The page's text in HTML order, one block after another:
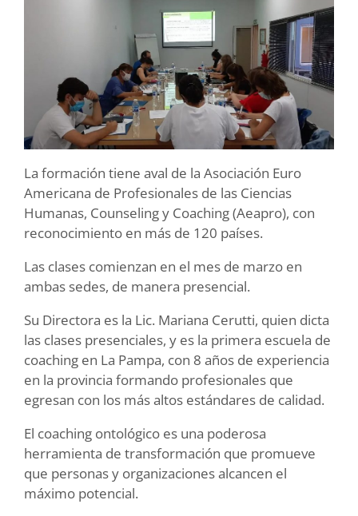
La formación tiene aval de la Asociación Euro
Americana de Profesionales de las Ciencias
Humanas, Counseling y Coaching (Aeapro), con
reconocimiento en más de 120 países.
Las clases comienzan en el mes de marzo en
ambas sedes, de manera presencial.
Su Directora es la Lic. Mariana Cerutti, quien dicta
las clases presenciales, y es la primera escuela de
coaching en La Pampa, con 8 años de experiencia
en la provincia formando profesionales que
egresan con los más altos estándares de calidad.
El coaching ontológico es una poderosa
herramienta de transformación que promueve
que personas y organizaciones alcancen el
máximo potencial.